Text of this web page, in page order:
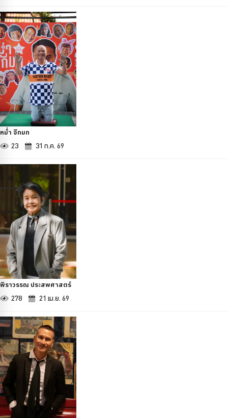
หม่ำ จ๊กมก
23 31 ก.ค. 69
พิราวรรณ ประสพศาสตร์
278 21 เม.ย. 69